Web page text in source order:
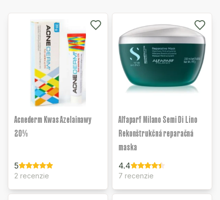
Acnederm Kwas Azelainawy
20%
5
2 recenzie
Alfaparf Milano Semi Di Lino
Rekonštrukčná reparačná
maska
4.4
7 recenzie